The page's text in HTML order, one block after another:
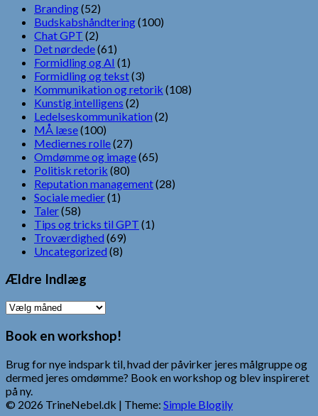
Branding(52)
Budskabshåndtering(100)
Chat GPT (2)
Det nørdede(61)
Formidling og AI (1)
Formidling og tekst(3)
Kommunikation og retorik (108)
Kunstig intelligens (2)
Ledelseskommunikation (2)
MÅ læse(100)
Mediernes rolle(27)
Omdømme og image(65)
Politisk retorik (80)
Reputation management(28)
Sociale medier(1)
Taler(58)
Tips og tricks til GPT (1)
Troværdighed (69)
Uncategorized (8)
Ældre Indlæg
Ældre
Book en workshop!
Brug for nye indspark til, hvad der påvirker jeres målgruppe og
dermed jeres omdømme? Book en workshop og blev inspireret
på ny.
© 2026 TrineNebel.dk | Theme: Simple Blogily